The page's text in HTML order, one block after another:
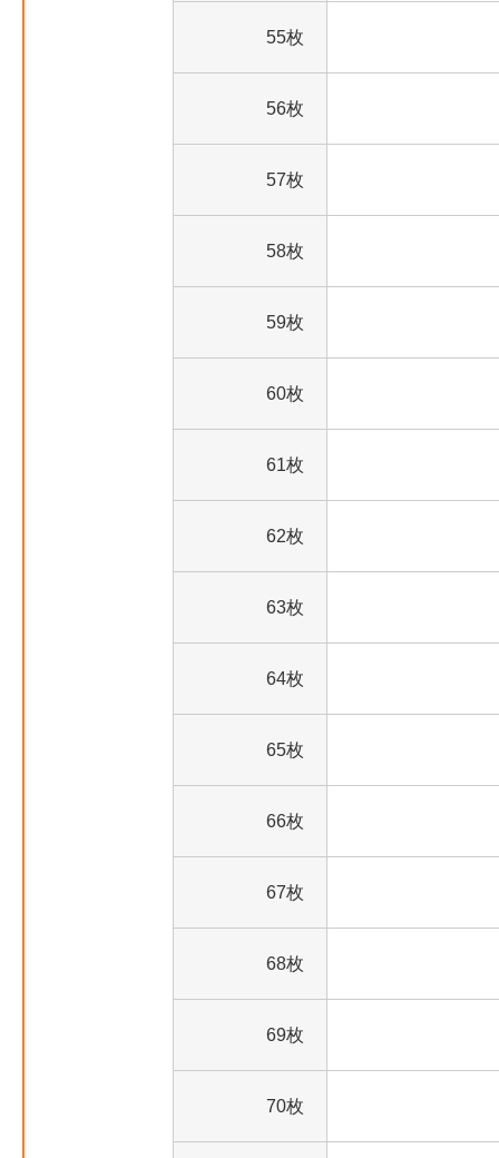
55枚
56枚
57枚
58枚
59枚
60枚
61枚
62枚
63枚
64枚
65枚
66枚
67枚
68枚
69枚
70枚